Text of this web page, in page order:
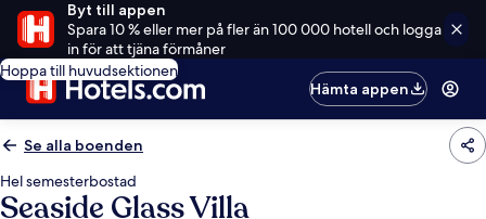
Byt till appen
Spara 10 % eller mer på fler än 100 000 hotell och logga
in för att tjäna förmåner
Hoppa till huvudsektionen
Hämta appen
Se alla boenden
Hel semesterbostad
Seaside Glass Villa